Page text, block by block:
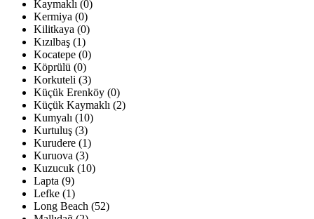
Kaymaklı (0)
Kermiya (0)
Kilitkaya (0)
Kızılbaş (1)
Kocatepe (0)
Köprülü (0)
Korkuteli (3)
Küçük Erenköy (0)
Küçük Kaymaklı (2)
Kumyalı (10)
Kurtuluş (3)
Kurudere (1)
Kuruova (3)
Kuzucuk (10)
Lapta (9)
Lefke (1)
Long Beach (52)